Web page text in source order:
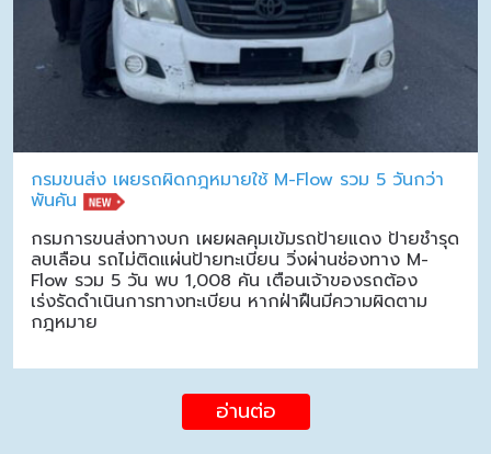
กรมขนส่ง เผยรถผิดกฎหมายใช้ M-Flow รวม 5 วันกว่า
พันคัน
กรมการขนส่งทางบก เผยผลคุมเข้มรถป้ายแดง ป้ายชำรุด
ลบเลือน รถไม่ติดแผ่นป้ายทะเบียน วิ่งผ่านช่องทาง M-
Flow รวม 5 วัน พบ 1,008 คัน เตือนเจ้าของรถต้อง
เร่งรัดดำเนินการทางทะเบียน หากฝ่าฝืนมีความผิดตาม
กฎหมาย
อ่านต่อ